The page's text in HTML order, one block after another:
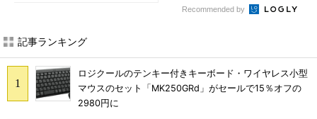
Recommended by
記事ランキング
ロジクールのテンキー付きキーボード・ワイヤレス小型
マウスのセット「MK250GRd」がセールで15％オフの
2980円に